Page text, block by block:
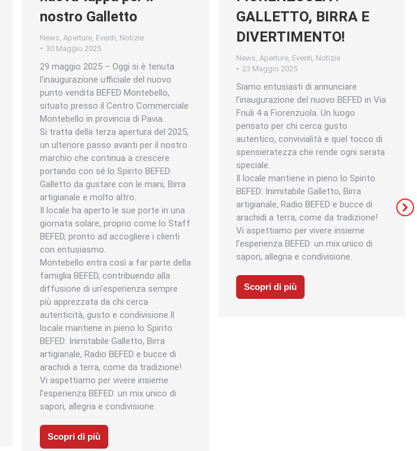
nostro Galletto
News, Aperture, Eventi, Notizie
30 Maggio 2025
29 maggio 2025 – Oggi si è tenuta
l’inaugurazione ufficiale del nuovo
punto vendita BEFED Montebello,
situato presso il Centro Commerciale
Montebello in provincia di Pavia.
Si tratta della terza apertura del 2025,
un ulteriore passo avanti per il nostro
marchio che continua a crescere
portando con sé lo Spirito BEFED:
Galletto da gustare con le mani, Birra
artigianale e molto altro.
Il locale ha aperto le sue porte in una
giornata solare, proprio come lo Staff
BEFED, pronto ad accogliere i clienti
con entusiasmo.
Montebello entra così a far parte della
famiglia BEFED, contribuendo alla
diffusione di un’esperienza sempre
più apprezzata da chi cerca
autenticità, gusto e condivisione.Il
locale mantiene in pieno lo Spirito
BEFED: Inimitabile Galletto, Birra
artigianale, Radio BEFED e bucce di
arachidi a terra, come da tradizione!
Vi aspettiamo per vivere insieme
l’esperienza BEFED: un mix unico di
sapori, allegria e condivisione.
Scopri di più
GALLETTO, BIRRA E
DIVERTIMENTO!
News, Aperture, Eventi, Notizie
23 Maggio 2025
Siamo entusiasti di annunciare
l’inaugurazione del nuovo BEFED in Via
Friuli 4 a Fiorenzuola. Un luogo
pensato per chi cerca gusto
autentico, convivialità e quel tocco di
spensieratezza che rende ogni serata
speciale.
Il locale mantiene in pieno lo Spirito
BEFED: Inimitabile Galletto, Birra
artigianale, Radio BEFED e bucce di
arachidi a terra, come da tradizione!
Vi aspettiamo per vivere insieme
l’esperienza BEFED: un mix unico di
sapori, allegria e condivisione.
Scopri di più